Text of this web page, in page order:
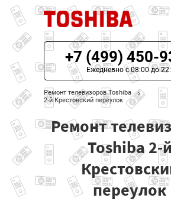
ЦЕНЫ НА РЕМОНТ
О СЕРВИСЕ
МОДЕЛИ TOSHIBA
НАШИ КОНТАКТЫ
+7 (499) 450-
Ежедневно с 08:00 до
Ремонт телевизоров Toshiba
2-й Крестовский переулок
Ремонт
Toshiba 2-й
переулок